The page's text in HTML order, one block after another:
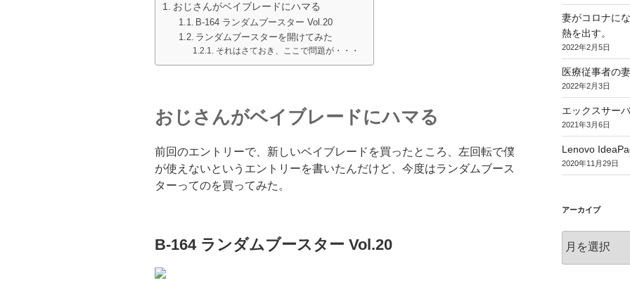
おじさんがベイブレードにハマる
B-164 ランダムブースター Vol.20
ランダムブースターを開けてみた
それはさておき、ここで問題が・・・
おじさんがベイブレードにハマる
前回のエントリーで、新しいベイブレードを買ったところ、左回転で僕
が使えないというエントリーを書いたんだけど、今度はランダムブース
ターってのを買ってみた。
B-164 ランダムブースター Vol.20
妻がコロナに
熱を出す。
2022年2月5日
医療従事者の
2022年2月3日
エックスサー
2021年3月6日
Lenovo
2020年11月29日
アーカイブ
ー